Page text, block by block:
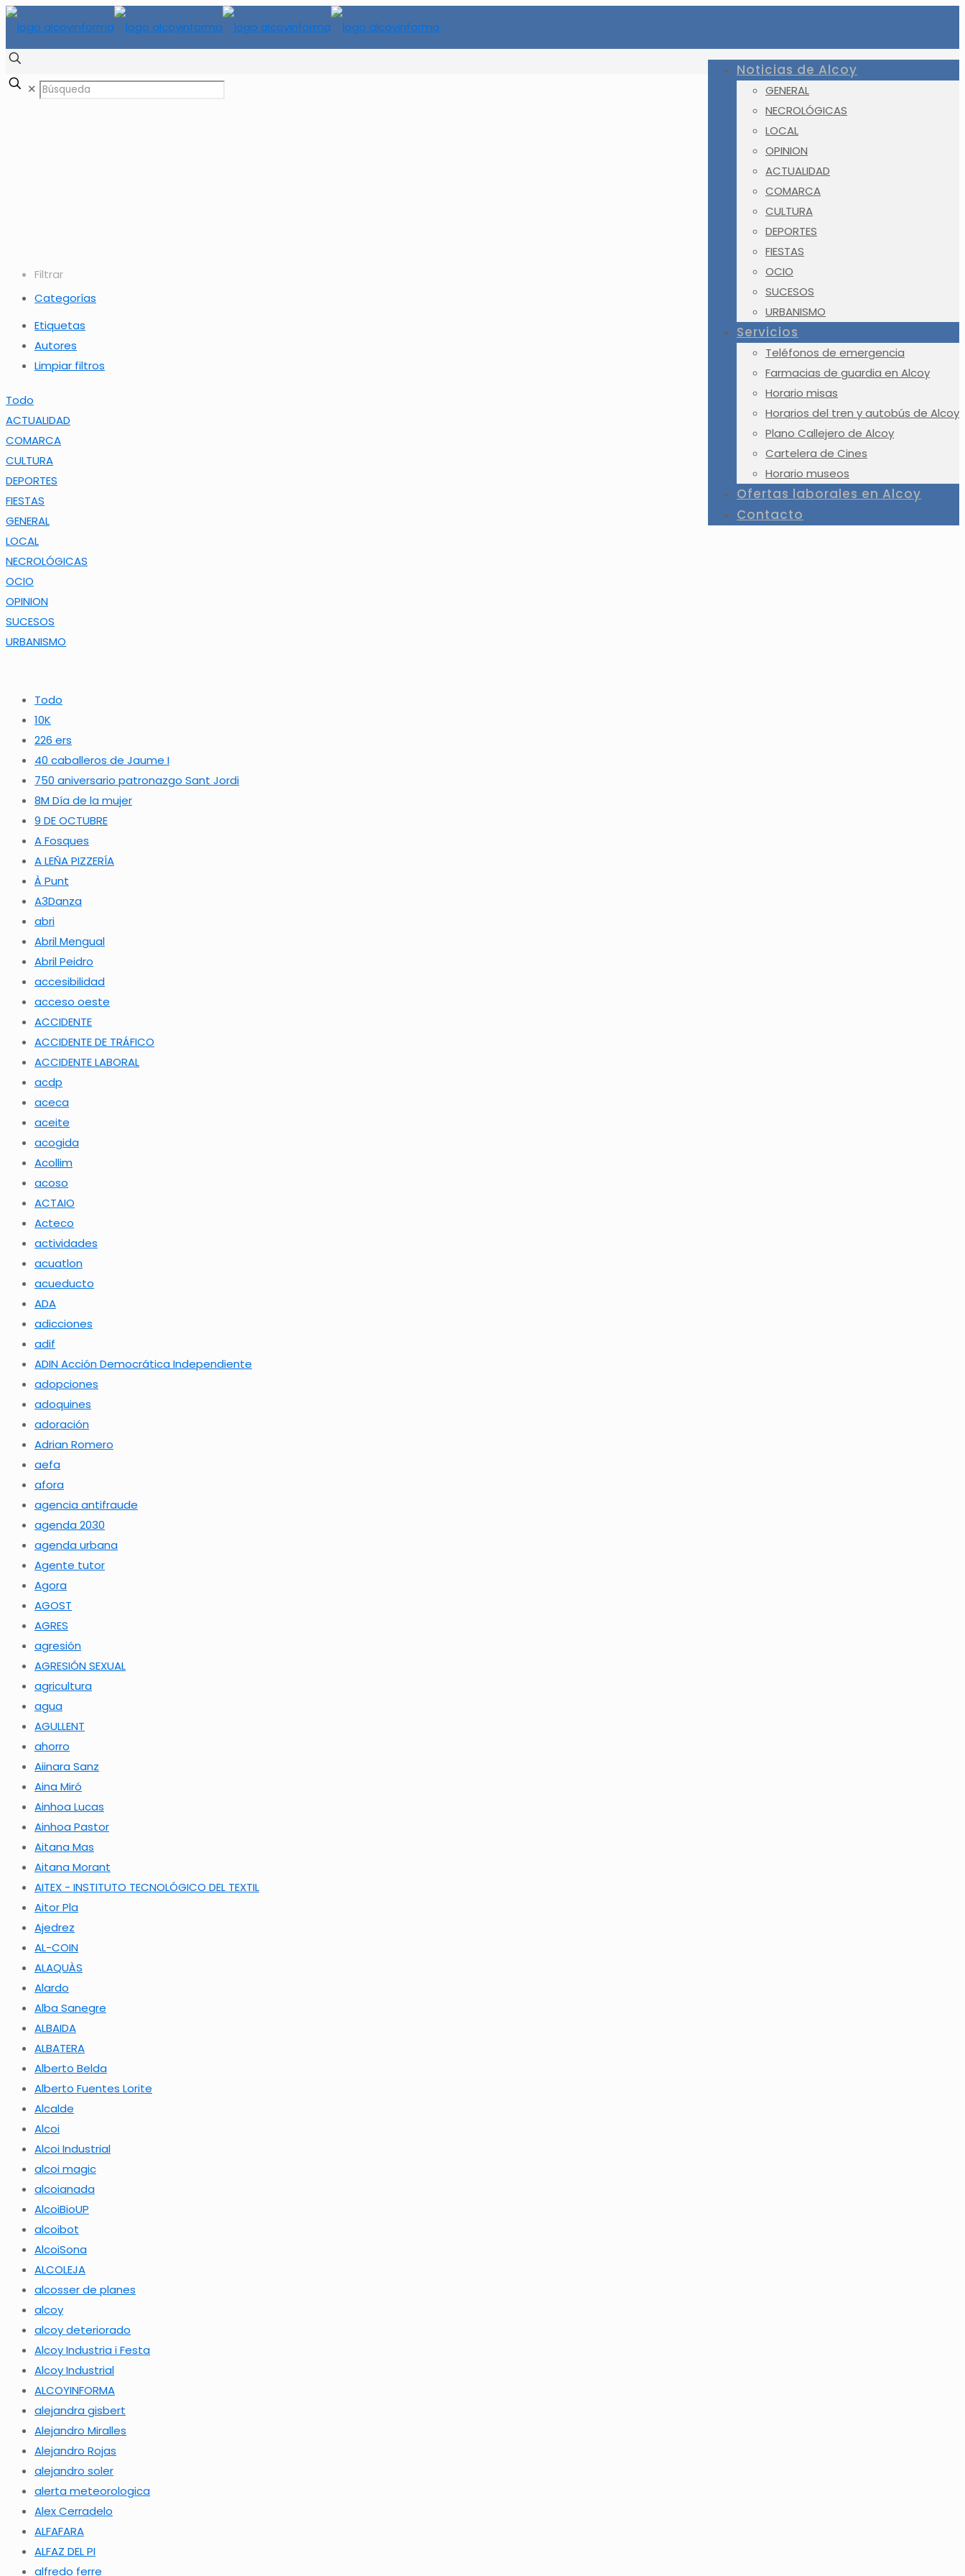
Noticias de Alcoy
GENERAL
NECROLÓGICAS
LOCAL
OPINION
ACTUALIDAD
COMARCA
CULTURA
DEPORTES
FIESTAS
OCIO
SUCESOS
URBANISMO
Servicios
Teléfonos de emergencia
Farmacias de guardia en Alcoy
Horario misas
Horarios del tren y autobús de Alcoy
Plano Callejero de Alcoy
Cartelera de Cines
Horario museos
Ofertas laborales en Alcoy
Contacto
✕
Filtrar
Categorías
Etiquetas
Autores
Limpiar filtros
Todo
ACTUALIDAD
COMARCA
CULTURA
DEPORTES
FIESTAS
GENERAL
LOCAL
NECROLÓGICAS
OCIO
OPINION
SUCESOS
URBANISMO
Todo
10K
226 ers
40 caballeros de Jaume I
750 aniversario patronazgo Sant Jordi
8M Día de la mujer
9 DE OCTUBRE
A Fosques
A LEÑA PIZZERÍA
À Punt
A3Danza
abri
Abril Mengual
Abril Peidro
accesibilidad
acceso oeste
ACCIDENTE
ACCIDENTE DE TRÁFICO
ACCIDENTE LABORAL
acdp
aceca
aceite
acogida
Acollim
acoso
ACTAIO
Acteco
actividades
acuatlon
acueducto
ADA
adicciones
adif
ADIN Acción Democrática Independiente
adopciones
adoquines
adoración
Adrian Romero
aefa
afora
agencia antifraude
agenda 2030
agenda urbana
Agente tutor
Agora
AGOST
AGRES
agresión
AGRESIÓN SEXUAL
agricultura
agua
AGULLENT
ahorro
Aiinara Sanz
Aina Miró
Ainhoa Lucas
Ainhoa Pastor
Aitana Mas
Aitana Morant
AITEX - INSTITUTO TECNOLÓGICO DEL TEXTIL
Aitor Pla
Ajedrez
AL-COIN
ALAQUÀS
Alardo
Alba Sanegre
ALBAIDA
ALBATERA
Alberto Belda
Alberto Fuentes Lorite
Alcalde
Alcoi
Alcoi Industrial
alcoi magic
alcoianada
AlcoiBioUP
alcoibot
AlcoiSona
ALCOLEJA
alcosser de planes
alcoy
alcoy deteriorado
Alcoy Industria i Festa
Alcoy Industrial
ALCOYINFORMA
alejandra gisbert
Alejandro Miralles
Alejandro Rojas
alejandro soler
alerta meteorologica
Alex Cerradelo
ALFAFARA
ALFAZ DEL PI
alfredo ferre